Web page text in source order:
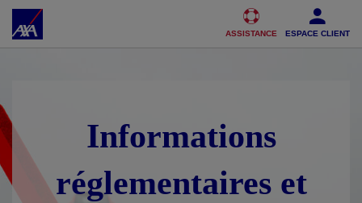
Accéder au Contenu Accéder au Pied de page
ASSISTANCE ESPACE CLIENT
Informations
réglementaires et